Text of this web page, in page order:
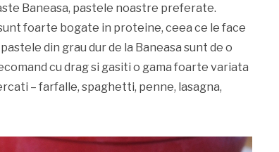
Baneasa, pastele noastre preferate.
foarte bogate in proteine, ceea ce le face
din grau dur de la Baneasa sunt de o
cu drag si gasiti o gama foarte variata
– farfalle, spaghetti, penne, lasagna,